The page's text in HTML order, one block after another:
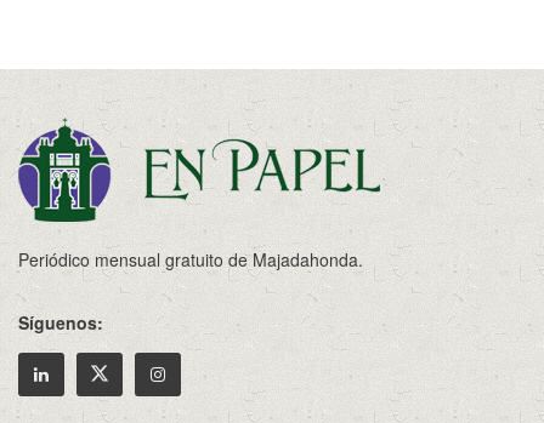
Periódico mensual gratuito de Majadahonda.
Síguenos: